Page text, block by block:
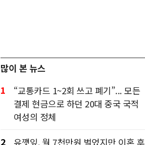
많이 본 뉴스
1
“교통카드 1~2회 쓰고 폐기”... 모든
결제 현금으로 하던 20대 중국 국적
여성의 정체
2
유깻잎, 월 7천만원 벌었지만 이혼 후